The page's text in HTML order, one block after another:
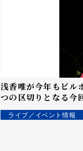
浅香唯が今年もビル
つの区切りとなる今
の想いを込めて歌う
ライブ／イベント情報